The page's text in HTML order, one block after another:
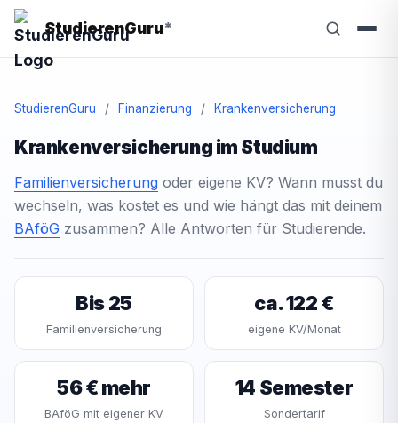
StudierenGuru*
StudierenGuru / Finanzierung / Krankenversicherung
Krankenversicherung im Studium
Familienversicherung oder eigene KV? Wann musst du
wechseln, was kostet es und wie hängt das mit deinem
BAföG zusammen? Alle Antworten für Studierende.
Bis 25
Familienversicherung
ca. 122 €
eigene KV/Monat
56 € mehr
BAföG mit eigener KV
14 Semester
Sondertarif